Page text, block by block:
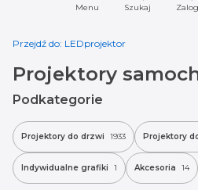
Menu Szukaj
Przejdź do: LEDprojektor
Projektory
Podkategorie
Projektory do drzwi 1933 Projektory
Indywidualne grafiki 1 Akcesoria 14